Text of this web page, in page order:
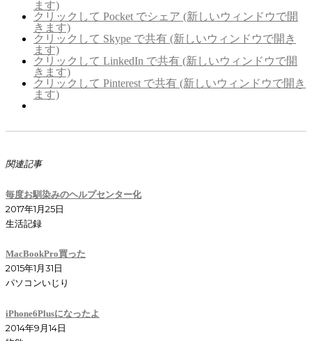
ます)
クリックして Pocket でシェア (新しいウィンドウで開
きます)
クリックして Skype で共有 (新しいウィンドウで開き
ます)
クリックして LinkedIn で共有 (新しいウィンドウで開
きます)
クリックして Pinterest で共有 (新しいウィンドウで開き
ます)
関連記事
毎度お馴染みのヘルプセンター化
2017年1月25日
生活記録
MacBookPro買った
2015年1月31日
パソコンいじり
iPhone6Plusになったよ
2014年9月14日